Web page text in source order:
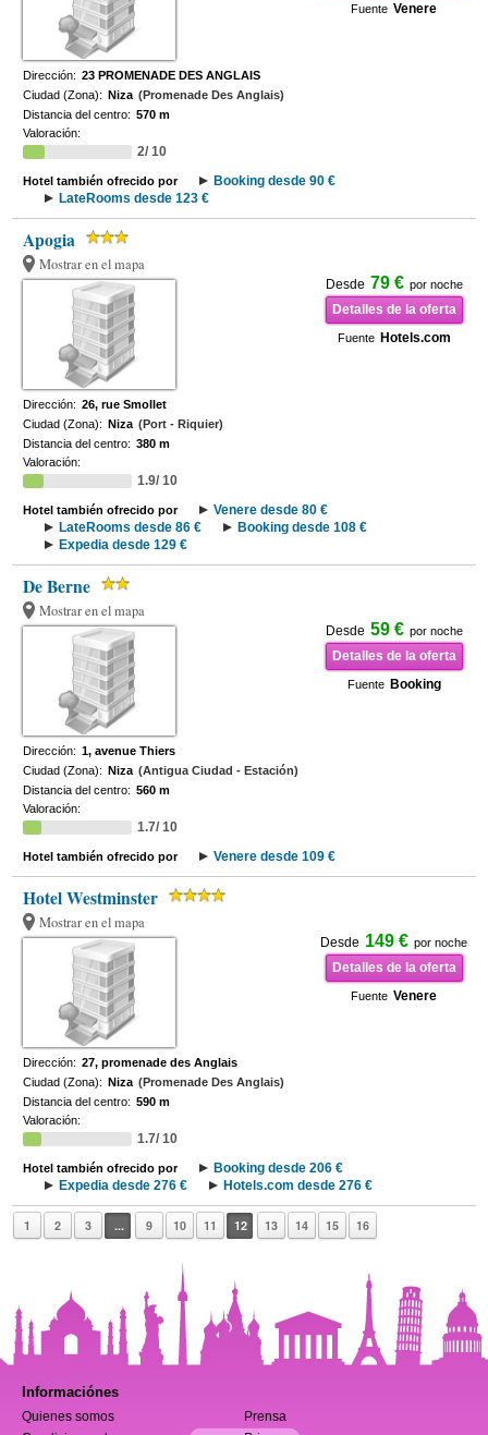
Fuente Venere
Dirección: 23 PROMENADE DES ANGLAIS
Ciudad (Zona): Niza (Promenade Des Anglais)
Distancia del centro: 570 m
Valoración:
2/ 10
Hotel también ofrecido por
Booking desde 90 €
LateRooms desde 123 €
Apogia
Mostrar en el mapa
Desde 79 € por noche
Detalles de la oferta
Fuente Hotels.com
Dirección: 26, rue Smollet
Ciudad (Zona): Niza (Port - Riquier)
Distancia del centro: 380 m
Valoración:
1.9/ 10
Hotel también ofrecido por
Venere desde 80 €
LateRooms desde 86 €
Booking desde 108 €
Expedia desde 129 €
De Berne
Mostrar en el mapa
Desde 59 € por noche
Detalles de la oferta
Fuente Booking
Dirección: 1, avenue Thiers
Ciudad (Zona): Niza (Antigua Ciudad - Estación)
Distancia del centro: 560 m
Valoración:
1.7/ 10
Hotel también ofrecido por Venere desde 109 €
Hotel Westminster
Mostrar en el mapa
Desde 149 € por noche
Detalles de la oferta
Fuente Venere
Dirección: 27, promenade des Anglais
Ciudad (Zona): Niza (Promenade Des Anglais)
Distancia del centro: 590 m
Valoración:
1.7/ 10
Hotel también ofrecido por
Booking desde 206 €
Expedia desde 276 €
Hotels.com desde 276 €
1 2 3 ... 9 10 11 12 13 14 15 16
Informaciónes
Quienes somos
Prensa